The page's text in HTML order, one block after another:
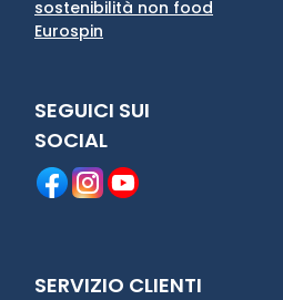
sostenibilità non food
Eurospin
SEGUICI SUI
SOCIAL
SERVIZIO CLIENTI